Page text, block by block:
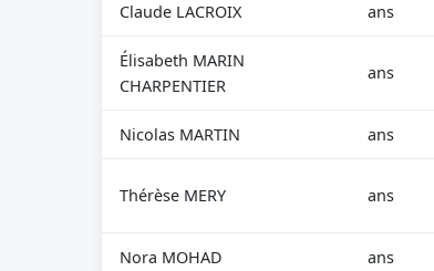
Claude LACROIX ans
Élisabeth MARIN
CHARPENTIER
ans
Nicolas MARTIN ans
Thérèse MERY ans
Nora MOHAD ans